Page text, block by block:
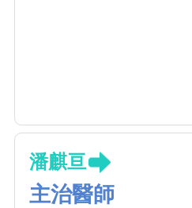
潘麒亘
主治醫師